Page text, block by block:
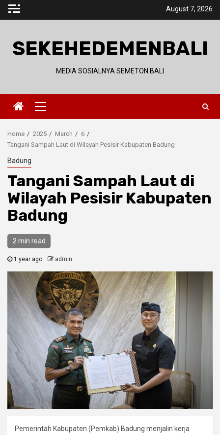
Skip
August 7, 2026
SEKEHEDEMENBALI
MEDIA SOSIALNYA SEMETON BALI
Primary
Menu
Home 2025 March
6
Tangani Sampah Laut di Wilayah Pesisir Kabupaten Badung
Badung
Tangani Sampah Laut di
Wilayah Pesisir Kabupaten
Badung
2 min read
1 year ago admin
Pemerintah Kabupaten (Pemkab) Badung menjalin kerja